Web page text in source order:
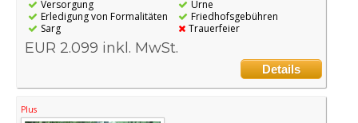
Versorgung
Erledigung von Formalitäten
Sarg
Urne
Friedhofsgebühren
Trauerfeier
EUR 2.099 inkl. MwSt.
Details
Plus